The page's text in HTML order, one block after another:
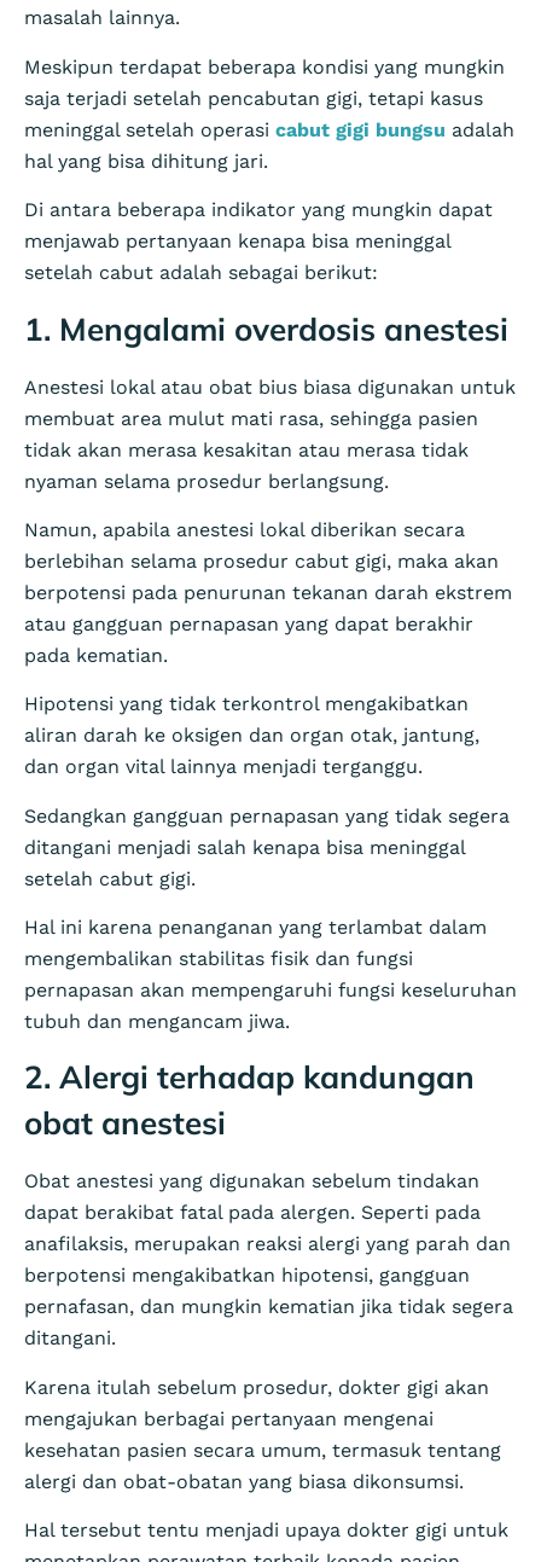
masalah lainnya.
Meskipun terdapat beberapa kondisi yang mungkin
saja terjadi setelah pencabutan gigi, tetapi kasus
meninggal setelah operasi cabut gigi bungsu adalah
hal yang bisa dihitung jari.
Di antara beberapa indikator yang mungkin dapat
menjawab pertanyaan kenapa bisa meninggal
setelah cabut adalah sebagai berikut:
1. Mengalami overdosis anestesi
Anestesi lokal atau obat bius biasa digunakan untuk
membuat area mulut mati rasa, sehingga pasien
tidak akan merasa kesakitan atau merasa tidak
nyaman selama prosedur berlangsung.
Namun, apabila anestesi lokal diberikan secara
berlebihan selama prosedur cabut gigi, maka akan
berpotensi pada penurunan tekanan darah ekstrem
atau gangguan pernapasan yang dapat berakhir
pada kematian.
Hipotensi yang tidak terkontrol mengakibatkan
aliran darah ke oksigen dan organ otak, jantung,
dan organ vital lainnya menjadi terganggu.
Sedangkan gangguan pernapasan yang tidak segera
ditangani menjadi salah kenapa bisa meninggal
setelah cabut gigi.
Hal ini karena penanganan yang terlambat dalam
mengembalikan stabilitas fisik dan fungsi
pernapasan akan mempengaruhi fungsi keseluruhan
tubuh dan mengancam jiwa.
2. Alergi terhadap kandungan
obat anestesi
Obat anestesi yang digunakan sebelum tindakan
dapat berakibat fatal pada alergen. Seperti pada
anafilaksis, merupakan reaksi alergi yang parah dan
berpotensi mengakibatkan hipotensi, gangguan
pernafasan, dan mungkin kematian jika tidak segera
ditangani.
Karena itulah sebelum prosedur, dokter gigi akan
mengajukan berbagai pertanyaan mengenai
kesehatan pasien secara umum, termasuk tentang
alergi dan obat-obatan yang biasa dikonsumsi.
Hal tersebut tentu menjadi upaya dokter gigi untuk